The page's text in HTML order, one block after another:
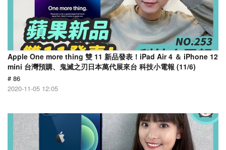
Apple One more thing 雙 11 新品發表！iPad Air 4 ＆ iPhone 12
mini 台灣預購、鬼滅之刃日本萬代展來台 科技小電報 (11/6)
# 86
2020-11-05 12:05